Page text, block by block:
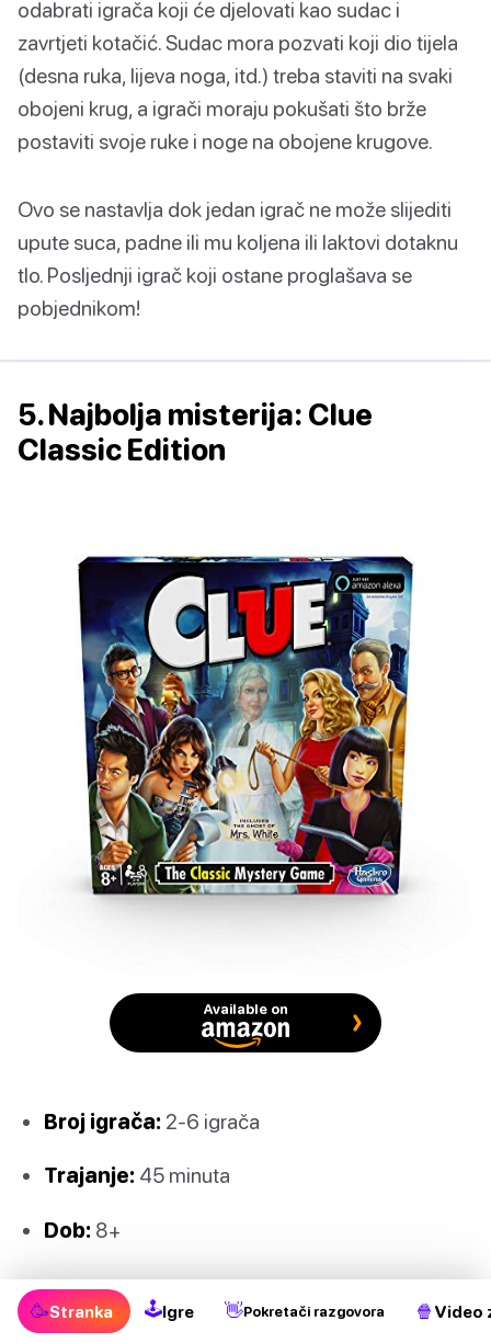
odabrati igrača koji će djelovati kao sudac i
zavrtjeti kotačić. Sudac mora pozvati koji dio tijela
(desna ruka, lijeva noga, itd.) treba staviti na svaki
obojeni krug, a igrači moraju pokušati što brže
postaviti svoje ruke i noge na obojene krugove.
Ovo se nastavlja dok jedan igrač ne može slijediti
upute suca, padne ili mu koljena ili laktovi dotaknu
tlo. Posljednji igrač koji ostane proglašava se
pobjednikom!
5. Najbolja misterija: Clue
Classic Edition
Available on
Broj igrača: 2-6 igrača
Trajanje: 45 minuta
Dob: 8+
Ljubitelji “tko je to učinio” i misterija svidjet
🥳Stranka 🕹Igre 👋Pokretači razgovora 🍿 Video